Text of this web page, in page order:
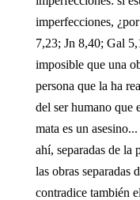
imperfecciones,
7,23; Jn 8,40; Gal
imposible que una
persona que la ha
del ser humano que
mata es un
ahí, separadas de la
las obras separadas
contradice también